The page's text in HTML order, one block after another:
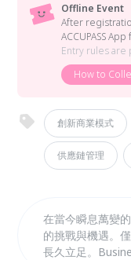
Offline Event
After
ACCUPASS
Entry rules are
How to
創新商業模式
供應鏈管理
在當今瞬息萬變
的挑戰與機遇。
長久立足。